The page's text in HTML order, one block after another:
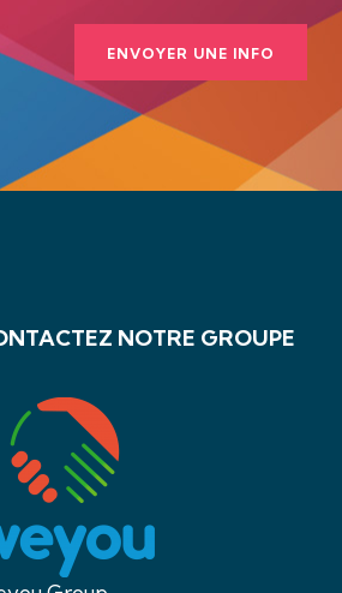
ENVOYER UNE INFO
NOTRE GROUPE